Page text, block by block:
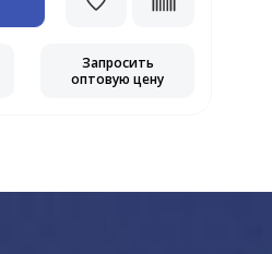
Запросить
оптовую цену